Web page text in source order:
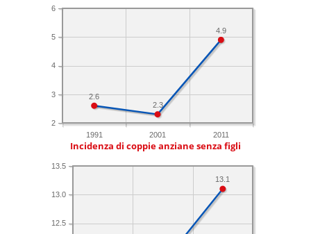
1991 2001 2011
2
3
4
5
6
4.9
2.3
2.6
Incidenza di coppie anziane senza figli
12.5
13.0
13.5
13.1